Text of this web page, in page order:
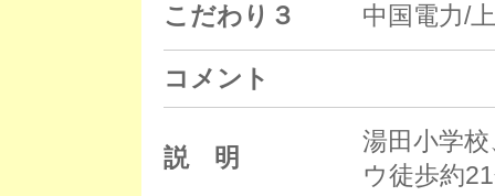
こだわり３ 中国電力/
コメント
説 明
湯田小学
ウ徒歩約